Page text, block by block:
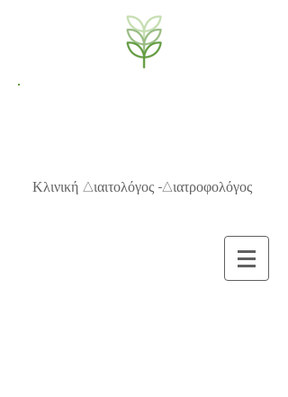
Κλινική Διαιτολόγος -Διατροφολόγος